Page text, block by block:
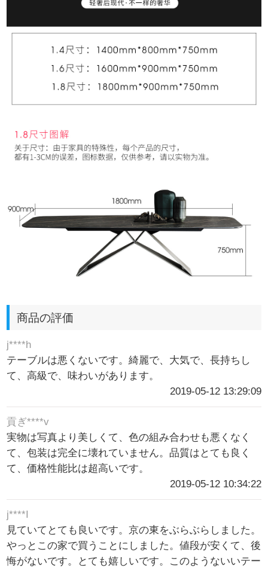
商品の評価
j****h
テーブルは悪くないです。綺麗で、大気で、長持ちし
て、高級で、味わいがあります。
2019-05-12 13:29:09
貢ぎ****v
実物は写真より美しくて、色の組み合わせも悪くなく
て、包装は完全に壊れていません。品質はとても良く
て、価格性能比は超高いです。
2019-05-12 10:34:22
j****I
見ていてとても良いです。京の東をぶらぶらしました。
やっとこの家で買うことにしました。値段が安くて、後
悔がないです。とても嬉しいです。このようないいテー